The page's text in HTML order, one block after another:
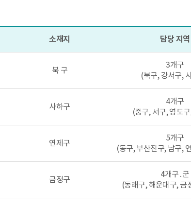
소재지 담당 지역
북 구
3개구
(북구, 강서구,
사하구
4개구
(중구, 서구, 영도
연제구
5개구
(동구, 부산진구, 남구,
금정구
4개구․군
(동래구, 해운대구, 금